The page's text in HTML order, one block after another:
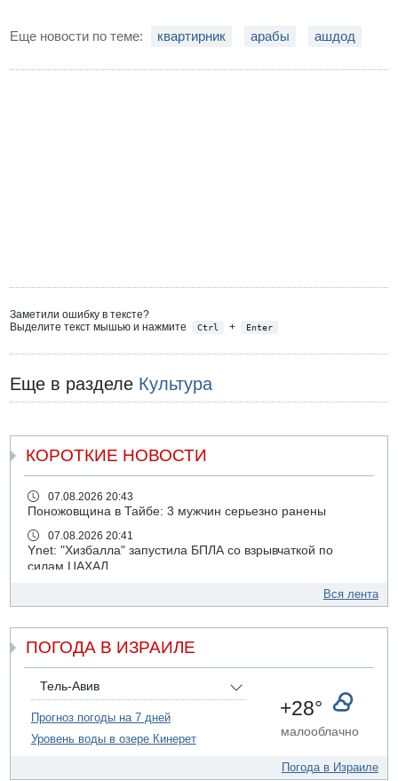
Еще новости по теме: квартирник арабы ашдод
Заметили ошибку в тексте?
Выделите текст мышью и нажмите
Ctrl + Enter
Еще в разделе Культура
КОРОТКИЕ НОВОСТИ
07.08.2026 20:43
Поножовщина в Тайбе: 3 мужчин серьезно ранены
07.08.2026 20:41
Ynet: "Хизбалла" запустила БПЛА со взрывчаткой по
силам ЦАХАЛ
ДТП в Ашдоде: тяжело ранены двое маленьких детей
07.08.2026 19:14
Скончался водитель, врезавшийся в стену в
Иерусалиме
07.08.2026 17:57
Подозреваемый в домогательствах в хостеле - Гильбоа
Дахан
07.08.2026 17:55
коррупционных отношениях с Йоавом Элиаси
Вся лента
ПОГОДА В ИЗРАИЛЕ
Тель-Авив
Прогноз погоды на 7 дней
Уровень воды в озере Кинерет
+28°
малооблачно
Погода в Израиле